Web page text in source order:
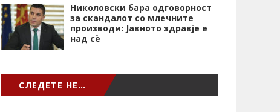
Николовски бара одговорност
за скандалот со млечните
производи: Јавното здравје е
над сѐ
СЛЕДЕТЕ НЕ…